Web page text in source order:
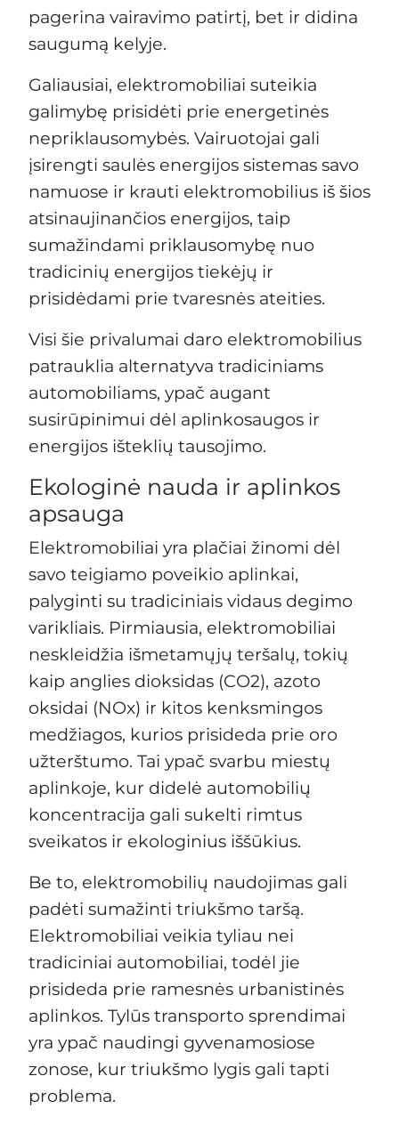
pagerina vairavimo patirtį, bet ir didina
saugumą kelyje.
Galiausiai, elektromobiliai suteikia
galimybę prisidėti prie energetinės
nepriklausomybės. Vairuotojai gali
įsirengti saulės energijos sistemas savo
namuose ir krauti elektromobilius iš šios
atsinaujinančios energijos, taip
sumažindami priklausomybę nuo
tradicinių energijos tiekėjų ir
prisidėdami prie tvaresnės ateities.
Visi šie privalumai daro elektromobilius
patrauklia alternatyva tradiciniams
automobiliams, ypač augant
susirūpinimui dėl aplinkosaugos ir
energijos išteklių tausojimo.
Ekologinė nauda ir aplinkos
apsauga
Elektromobiliai yra plačiai žinomi dėl
savo teigiamo poveikio aplinkai,
palyginti su tradiciniais vidaus degimo
varikliais. Pirmiausia, elektromobiliai
neskleidžia išmetamųjų teršalų, tokių
kaip anglies dioksidas (CO2), azoto
oksidai (NOx) ir kitos kenksmingos
medžiagos, kurios prisideda prie oro
užterštumo. Tai ypač svarbu miestų
aplinkoje, kur didelė automobilių
koncentracija gali sukelti rimtus
sveikatos ir ekologinius iššūkius.
Be to, elektromobilių naudojimas gali
padėti sumažinti triukšmo taršą.
Elektromobiliai veikia tyliau nei
tradiciniai automobiliai, todėl jie
prisideda prie ramesnės urbanistinės
aplinkos. Tylūs transporto sprendimai
yra ypač naudingi gyvenamosiose
zonose, kur triukšmo lygis gali tapti
problema.